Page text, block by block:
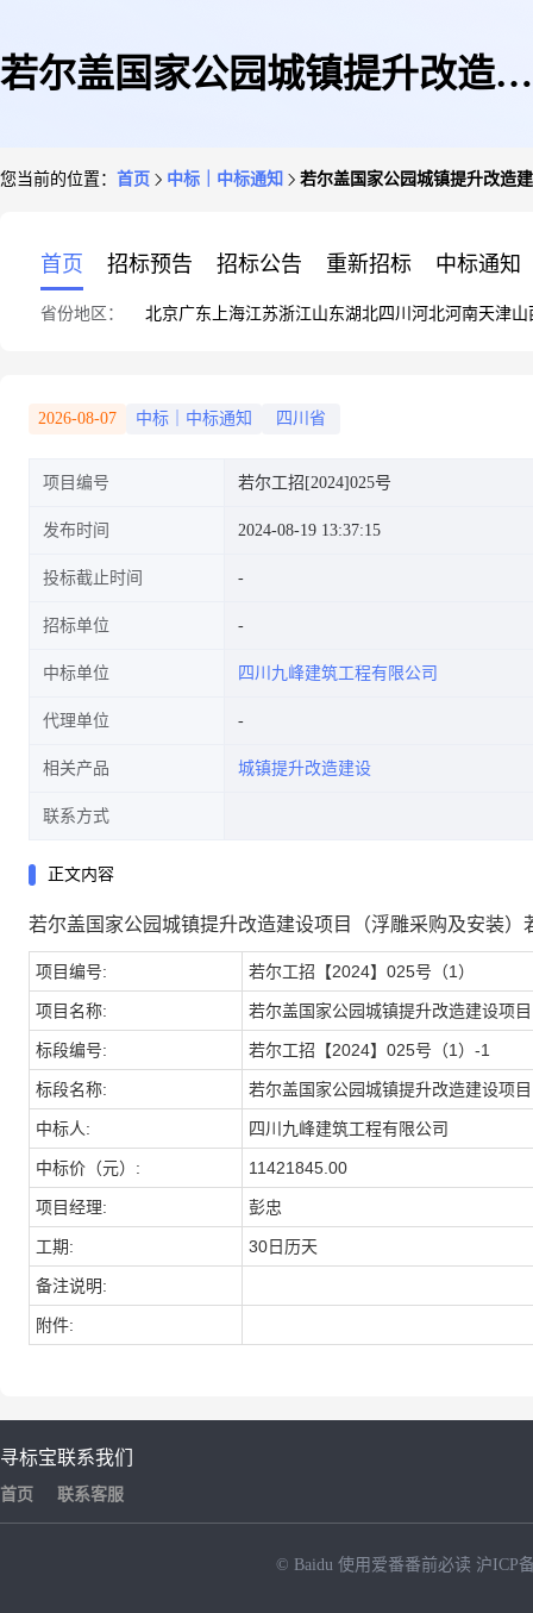
若尔盖国家公园城镇提升改造建
您当前的位置： 首页 中标｜中标通知 若尔盖国家公园城镇提升改造
首页 招标预告 招标公告 重新招标 中标通知
省份地区： 北京广东 上海江苏浙江山东湖北四川 河北河南天津山
2026-08-07 中标｜中标通知 四川省
项目编号 若尔工招[2024]025号
发布时间 2024-08-19 13:37:15
投标截止时间
招标单位
中标单位 四川九峰建筑工程有限公司
代理单位
相关产品 城镇提升改造建设
联系方式
正文内容
若尔盖国家公园城镇提升改造建设项目（浮雕采购及安装
项目编号: 若尔工招【2024】025号（1）
项目名称: 若尔盖国家公园城镇提升改造建设项
标段编号: 若尔工招【2024】025号（1）-1
标段名称: 若尔盖国家公园城镇提升改造建设项
中标人: 四川九峰建筑工程有限公司
中标价（元）: 11421845.00
项目经理: 彭忠
工期: 30日历天
备注说明:
附件:
寻标宝
首页
联系我们
联系客服
© Baidu 使用爱番番前必读 沪ICP